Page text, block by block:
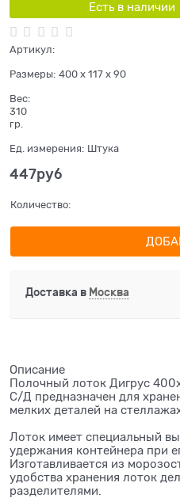
Есть в наличии
Артикул:
Размеры: 400 x 117 x 90
Вес:
310
гр.
Ед. измерения: Штука
447руб
Количество:
Доставка в Москва
Описание
Полочный лоток Дигрус
С/Д предназначен для
мелких деталей на
Лоток имеет специальный
удержания контейнера при
Изготавливается из
удобства хранения лоток
разделителями.